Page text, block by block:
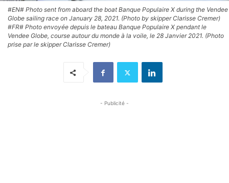
#EN# Photo sent from aboard the boat Banque Populaire X during the Vendee
Globe sailing race on January 28, 2021. (Photo by skipper Clarisse Cremer)
#FR# Photo envoyée depuis le bateau Banque Populaire X pendant le
Vendee Globe, course autour du monde à la voile, le 28 Janvier 2021. (Photo
prise par le skipper Clarisse Cremer)
- Publicité -